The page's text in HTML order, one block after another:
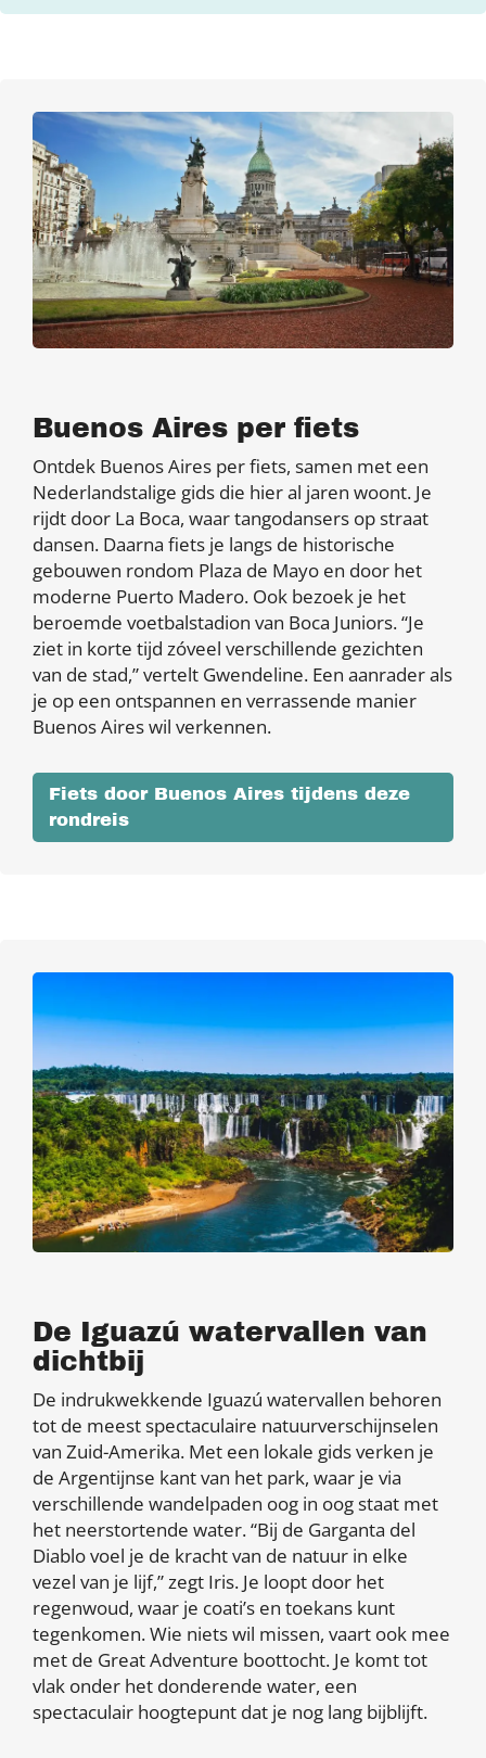
Buenos Aires per fiets
Ontdek Buenos Aires per fiets, samen met een
Nederlandstalige gids die hier al jaren woont. Je
rijdt door La Boca, waar tangodansers op straat
dansen. Daarna fiets je langs de historische
gebouwen rondom Plaza de Mayo en door het
moderne Puerto Madero. Ook bezoek je het
beroemde voetbalstadion van Boca Juniors. “Je
ziet in korte tijd zóveel verschillende gezichten
van de stad,” vertelt Gwendeline. Een aanrader als
je op een ontspannen en verrassende manier
Buenos Aires wil verkennen.
Fiets door Buenos Aires tijdens deze
rondreis
De Iguazú watervallen van
dichtbij
De indrukwekkende Iguazú watervallen behoren
tot de meest spectaculaire natuurverschijnselen
van Zuid-Amerika. Met een lokale gids verken je
de Argentijnse kant van het park, waar je via
verschillende wandelpaden oog in oog staat met
het neerstortende water. “Bij de Garganta del
Diablo voel je de kracht van de natuur in elke
vezel van je lijf,” zegt Iris. Je loopt door het
regenwoud, waar je coati’s en toekans kunt
tegenkomen. Wie niets wil missen, vaart ook mee
met de Great Adventure boottocht. Je komt tot
vlak onder het donderende water, een
spectaculair hoogtepunt dat je nog lang bijblijft.